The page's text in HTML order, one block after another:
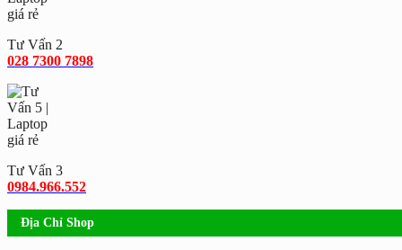
Tư Vấn 2
028 7300 7898
Tư Vấn 3
0984.966.552
Địa Chỉ Shop